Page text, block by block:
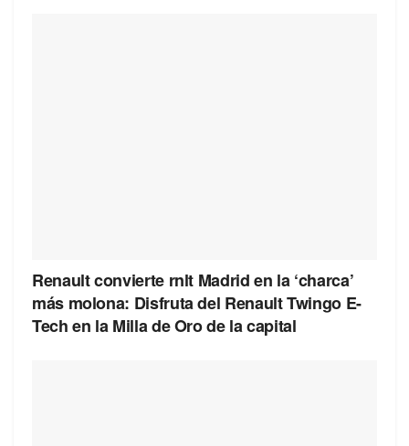
Renault convierte rnlt Madrid en la ‘charca’
más molona: Disfruta del Renault Twingo E-
Tech en la Milla de Oro de la capital